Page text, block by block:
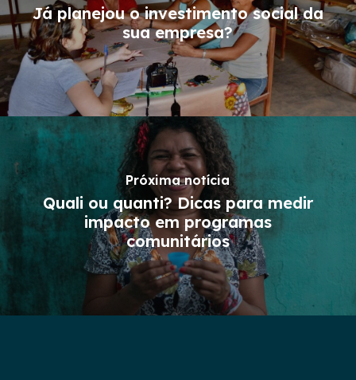
Já planejou o investimento social da
sua empresa?
Próxima notícia
Quali ou quanti? Dicas para medir
impacto em programas
comunitários